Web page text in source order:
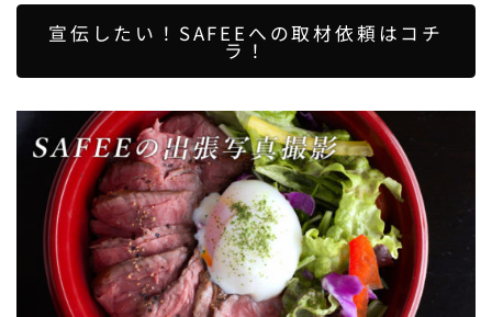
宣伝したい！SAFEEへの取材依頼はコチ
ラ！